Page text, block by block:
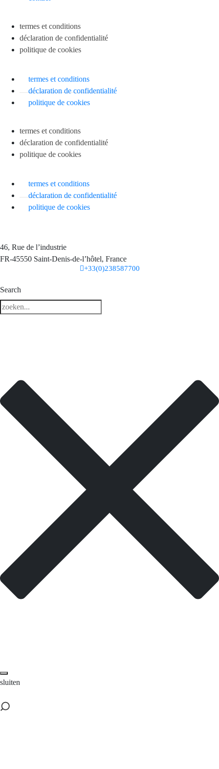
termes et conditions
déclaration de confidentialité
politique de cookies
termes et conditions
déclaration de confidentialité
politique de cookies
termes et conditions
déclaration de confidentialité
politique de cookies
termes et conditions
déclaration de confidentialité
politique de cookies
46, Rue de l’industrie
FR-45550 Saint-Denis-de-l’hôtel, France
+33(0)238587700
3 downloads geselecteerd
télécharger
e-mail
Search
sluiten